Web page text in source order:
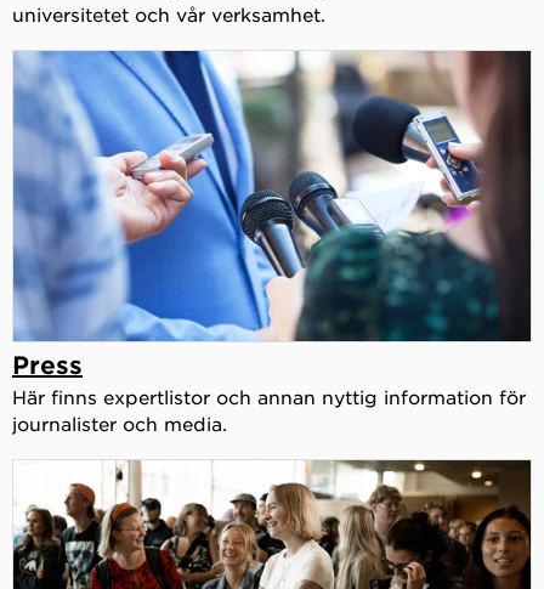
universitetet och vår verksamhet.
Press
Här finns expertlistor och annan nyttig information för
journalister och media.